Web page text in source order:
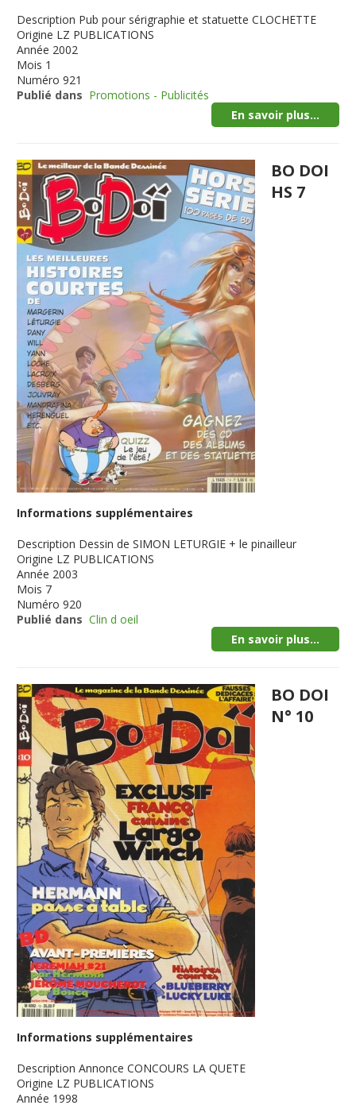
Description Pub pour sérigraphie et statuette CLOCHETTE
Origine LZ PUBLICATIONS
Année 2002
Mois 1
Numéro 921
Publié dans Promotions - Publicités
En savoir plus...
BO DOI
HS 7
Informations supplémentaires
Description Dessin de SIMON LETURGIE + le pinailleur
Origine LZ PUBLICATIONS
Année 2003
Mois 7
Numéro 920
Publié dans Clin d oeil
En savoir plus...
BO DOI
N° 10
Informations supplémentaires
Description Annonce CONCOURS LA QUETE
Origine LZ PUBLICATIONS
Année 1998